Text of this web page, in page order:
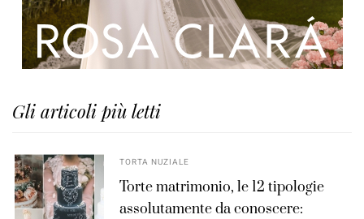
Gli articoli più letti
TORTA NUZIALE
Torte matrimonio, le 12 tipologie
assolutamente da conoscere: